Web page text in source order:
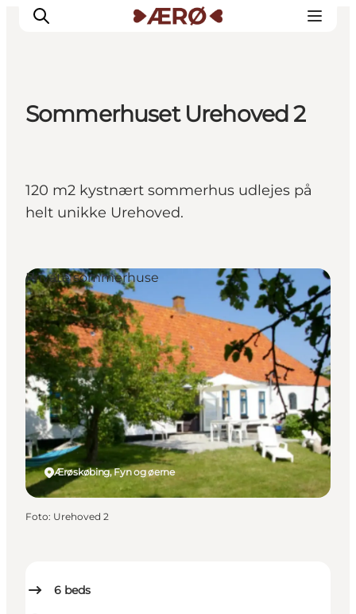
Oplevelser
Events
Sommerhuset Urehoved 2
120 m2 kystnært sommerhus udlejes på
helt unikke Urehoved.
6 beds
Ærøskøbing, Fyn og øerne
Private sommerhuse
Foto: Urehoved 2